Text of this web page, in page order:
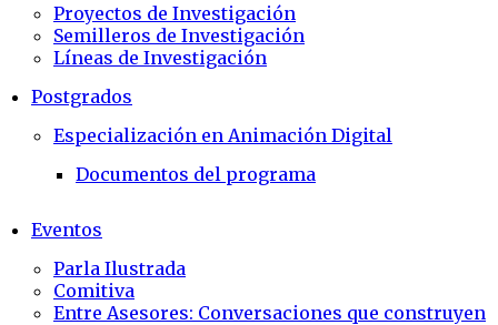
Proyectos de Investigación
Semilleros de Investigación
Líneas de Investigación
Postgrados
Especialización en Animación Digital
Documentos del programa
Eventos
Parla Ilustrada
Comitiva
Entre Asesores: Conversaciones que construyen